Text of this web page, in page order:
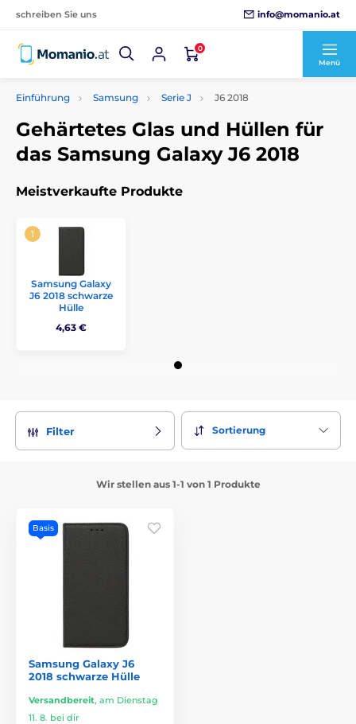
schreiben Sie uns info@momanio.at
0
Menü
Einführung Samsung Serie J J6 2018
Gehärtetes Glas und Hüllen für
das Samsung Galaxy J6 2018
Meistverkaufte Produkte
Samsung Galaxy
J6 2018 schwarze
Hülle
4,63 €
Filter Sortierung
Wir stellen aus 1-1 von 1 Produkte
Basis
Samsung Galaxy J6
2018 schwarze Hülle
Versandbereit, am Dienstag
11. 8. bei dir